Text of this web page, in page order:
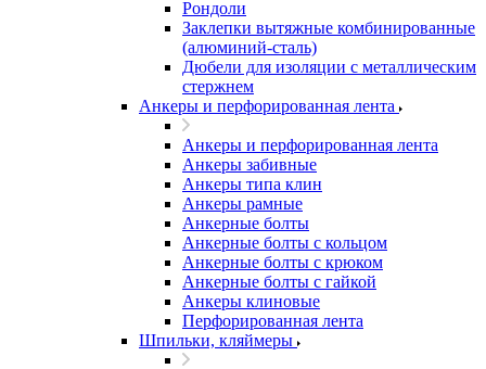
Рондоли
Заклепки вытяжные комбинированные
(алюминий-сталь)
Дюбели для изоляции с металлическим
стержнем
Анкеры и перфорированная лента
Анкеры и перфорированная лента
Анкеры забивные
Анкеры типа клин
Анкеры рамные
Анкерные болты
Анкерные болты с кольцом
Анкерные болты с крюком
Анкерные болты с гайкой
Анкеры клиновые
Перфорированная лента
Шпильки, кляймеры